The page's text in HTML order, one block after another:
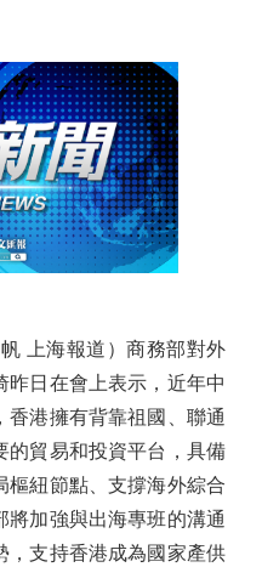
上海報道）商務部對外
昨日在會上表示，近年中
香港擁有背靠祖國、聯通
的貿易和投資平台，具備
樞紐節點、支撐海外綜合
將加強與出海專班的溝通
，支持香港成為國家產供